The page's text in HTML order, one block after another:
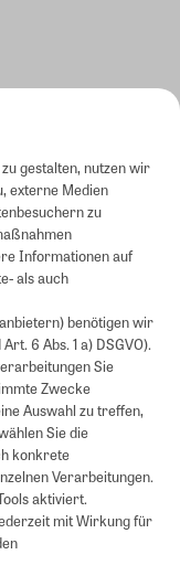
gestalten, nutzen wir
externe Medien
zu
Informationen auf
als auch
benötigen wir
6 Abs. 1 a) DSGVO).
Sie
Zwecke
Auswahl zu treffen,
Sie die
konkrete
Verarbeitungen.
aktiviert.
mit Wirkung für